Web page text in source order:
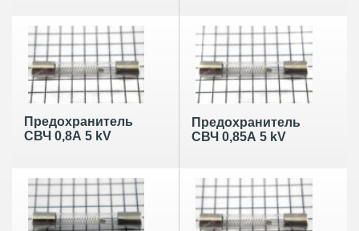
Предохранитель
СВЧ 0,8А 5 kV
Предохранитель
СВЧ 0,85А 5 kV